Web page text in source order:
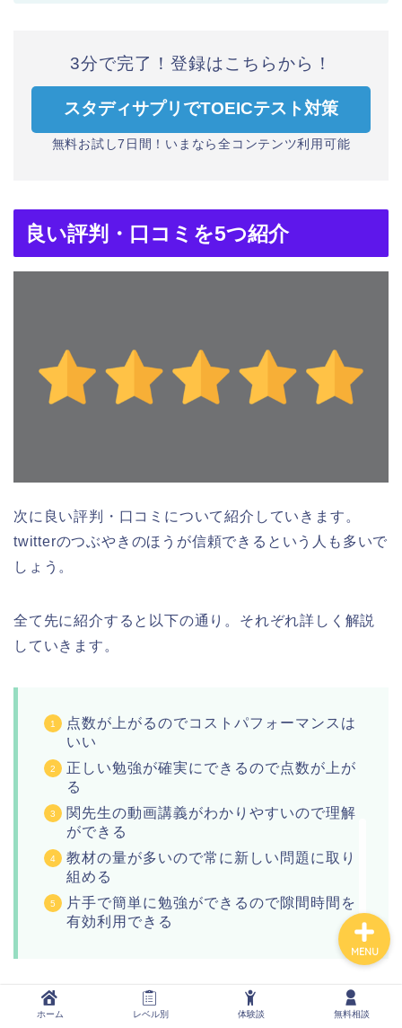
3分で完了！登録はこちらから！
スタディサプリでTOEICテスト対策
無料お試し7日間！いまなら全コンテンツ利用可能
良い評判・口コミを5つ紹介
次に良い評判・口コミについて紹介していきます。
twitterのつぶやきのほうが信頼できるという人も多いで
しょう。
全て先に紹介すると以下の通り。それぞれ詳しく解説
していきます。
点数が上がるのでコストパフォーマンスは
いい
正しい勉強が確実にできるので点数が上が
る
関先生の動画講義がわかりやすいので理解
ができる
教材の量が多いので常に新しい問題に取り
組める
片手で簡単に勉強ができるので隙間時間を
有効利用できる
①点数が上がるのでコストパフォーマンスは良
いホーム レベル別 体験談 無料相談
MENU
お問い合わせ